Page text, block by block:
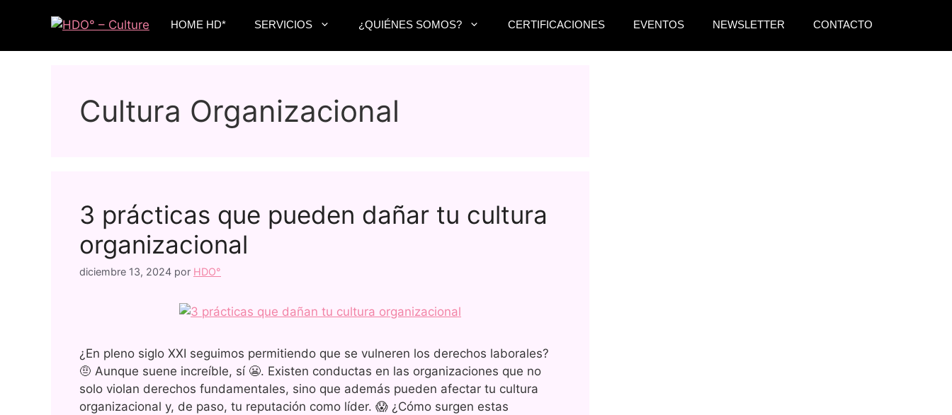
HOME HD* SERVICIOS ¿QUIÉNES SOMOS? CERTIFICACIONES EVENTOS NEWSLETTER CONTACTO
Cultura Organizacional
3 prácticas que pueden dañar tu cultura
organizacional
diciembre 13, 2024 por HDO°
¿En pleno siglo XXI seguimos permitiendo que se vulneren los derechos laborales?
🤨 Aunque suene increíble, sí 😬. Existen conductas en las organizaciones que no
solo violan derechos fundamentales, sino que además pueden afectar tu cultura
organizacional y, de paso, tu reputación como líder. 😱 ¿Cómo surgen estas